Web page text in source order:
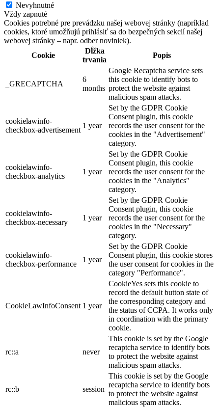
Nevyhnutné
Vždy zapnuté
Cookies potrebné pre prevádzku našej webovej stránky (napríklad
cookies, ktoré umožňujú prihlásiť sa do bezpečných sekcií našej
webovej stránky – napr. odber noviniek).
Cookie
Dĺžka
trvania
Popis
_GRECAPTCHA
6
months
Google Recaptcha service sets
this cookie to identify bots to
protect the website against
malicious spam attacks.
cookielawinfo-
checkbox-advertisement
1 year
Set by the GDPR Cookie
Consent plugin, this cookie
records the user consent for the
cookies in the "Advertisement"
category.
cookielawinfo-
checkbox-analytics
1 year
Set by the GDPR Cookie
Consent plugin, this cookie
records the user consent for the
cookies in the "Analytics"
category.
cookielawinfo-
checkbox-necessary
1 year
Set by the GDPR Cookie
Consent plugin, this cookie
records the user consent for the
cookies in the "Necessary"
category.
cookielawinfo-
checkbox-performance
1 year
Set by the GDPR Cookie
Consent plugin, this cookie stores
the user consent for cookies in the
category "Performance".
CookieLawInfoConsent 1 year
CookieYes sets this cookie to
record the default button state of
the corresponding category and
the status of CCPA. It works only
in coordination with the primary
cookie.
rc::a never
This cookie is set by the Google
recaptcha service to identify bots
to protect the website against
malicious spam attacks.
rc::b session
This cookie is set by the Google
recaptcha service to identify bots
to protect the website against
malicious spam attacks.